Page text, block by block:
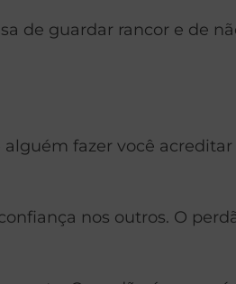
de guardar rancor e de
fazer você
nos outros. O